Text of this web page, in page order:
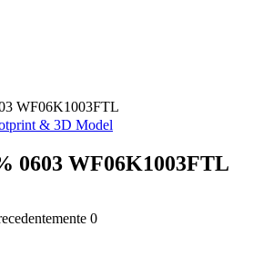
& 3D Model
0603 WF06K1003FTL
0